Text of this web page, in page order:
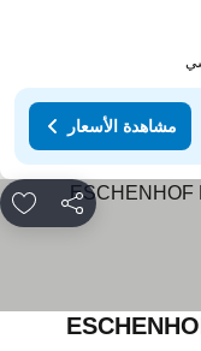
الأسعار
مشاهدة الأسعار
مشاركة
مشاهدة